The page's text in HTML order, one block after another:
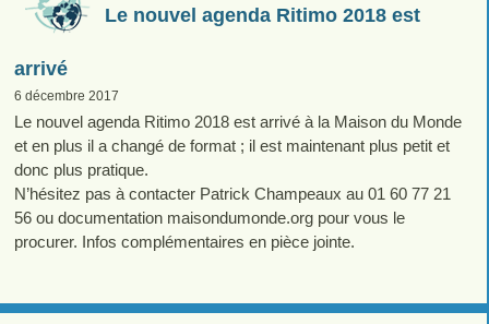
Le nouvel agenda Ritimo 2018 est
arrivé
6 décembre 2017
Le nouvel agenda Ritimo 2018 est arrivé à la Maison du Monde
et en plus il a changé de format ; il est maintenant plus petit et
donc plus pratique.
N’hésitez pas à contacter Patrick Champeaux au 01 60 77 21
56 ou documentation maisondumonde.org pour vous le
procurer. Infos complémentaires en pièce jointe.